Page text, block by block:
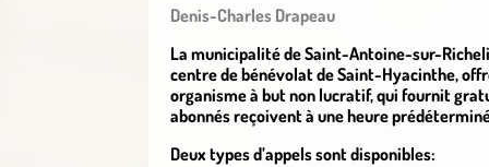
Denis-Charles Drapeau
La municipalité de Saint-Antoine-sur-
centre de bénévolat de Saint-Hyacinthe,
organisme à but non lucratif, qui fournit
abonnés reçoivent à une heure
Deux types d’appels sont disponibles: ​